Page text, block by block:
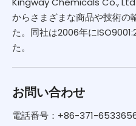
からさまざまな商品や技術の
た。同社は2006年に
た。
お問い合わせ
電話番号：+86-371-